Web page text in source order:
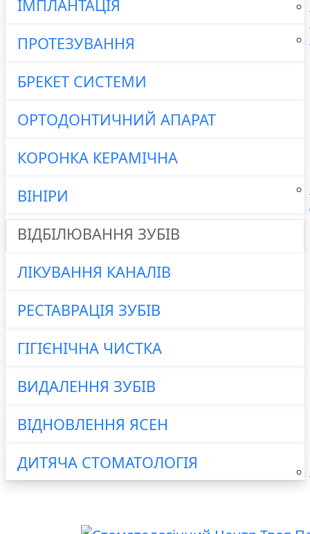
ІМПЛАНТАЦІЯ
ПРОТЕЗУВАННЯ
БРЕКЕТ СИСТЕМИ
ОРТОДОНТИЧНИЙ АПАРАТ
КОРОНКА КЕРАМІЧНА
ВІНІРИ
ВІДБІЛЮВАННЯ ЗУБІВ
ЛІКУВАННЯ КАНАЛІВ
РЕСТАВРАЦІЯ ЗУБІВ
ГІГІЄНІЧНА ЧИСТКА
ВИДАЛЕННЯ ЗУБІВ
ВІДНОВЛЕННЯ ЯСЕН
ДИТЯЧА СТОМАТОЛОГІЯ